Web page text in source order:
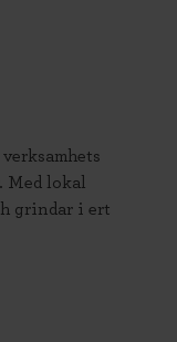
Med lokal
grindar i ert